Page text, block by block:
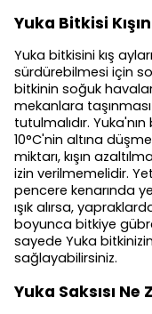
Yuka Bitkisi
Yuka bitkisini kış
sürdürebilmesi için
bitkinin soğuk
mekanlara
tutulmalıdır. Yuka'nın
10°C'nin altına
miktarı, kışın
izin verilmemelidir.
pencere kenarında
ışık alırsa,
boyunca bitkiye
sayede Yuka bitkinizin
sağlayabilirsiniz.
Yuka Saksısı